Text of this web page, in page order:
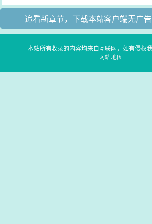
追看新章节，下载本站客户端无广
本站所有收录的内容均来自互联网，如有侵权我
网站地图